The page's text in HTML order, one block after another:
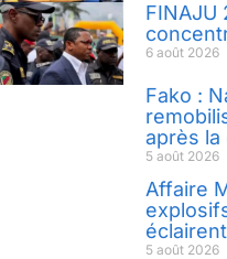
FINAJU
6 août 2026
Fako :
après la
5 août 2026
Affaire
5 août 2026